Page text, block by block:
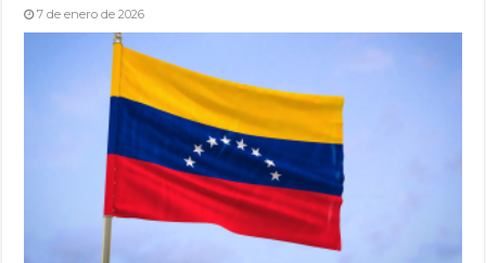
7 de enero de 2026